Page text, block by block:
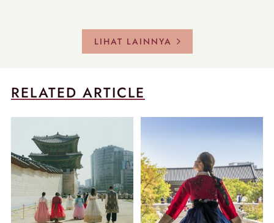
LIHAT LAINNYA
RELATED ARTICLE